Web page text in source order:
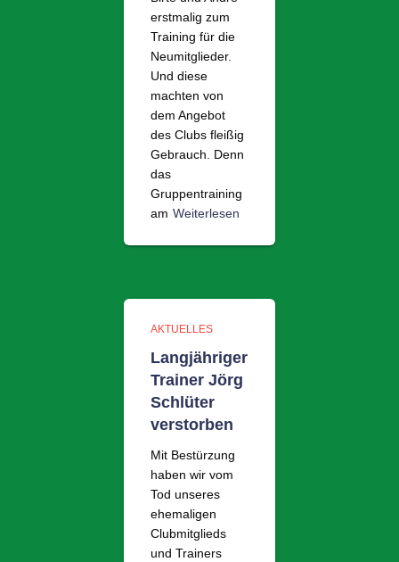
erstmalig zum
Training für die
Neumitglieder.
Und diese
machten von
dem Angebot
des Clubs fleißig
Gebrauch. Denn
das
Gruppentraining
am Weiterlesen
AKTUELLES
Langjähriger
Trainer Jörg
Schlüter
verstorben
Mit Bestürzung
haben wir vom
Tod unseres
ehemaligen
Clubmitglieds
und Trainers